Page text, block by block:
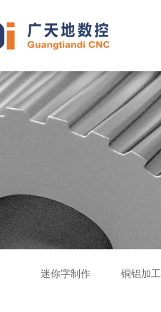
迷你字制作 铜铝加工